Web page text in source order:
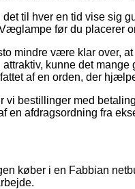
det til hver en tid vise sig
før du placerer
mindre være klar over,
attraktiv, kunne det
af en orden, der
vi bestillinger med
en afdragsordning fra
køber i en Fabbian